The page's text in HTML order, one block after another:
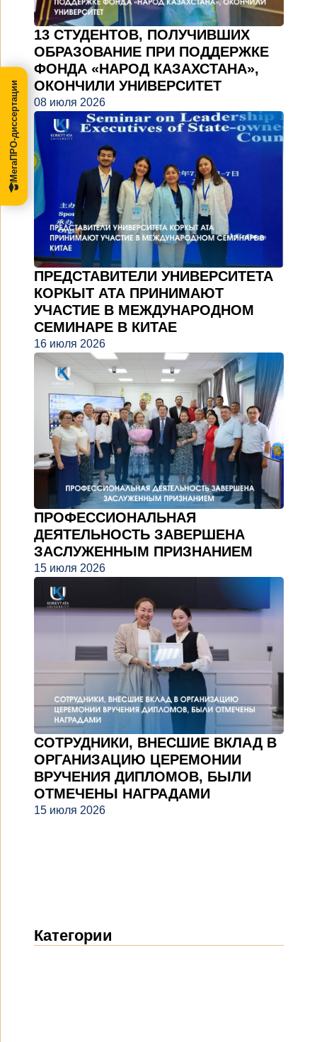
13 СТУДЕНТОВ, ПОЛУЧИВШИХ
ОБРАЗОВАНИЕ ПРИ ПОДДЕРЖКЕ
ФОНДА «НАРОД КАЗАХСТАНА»,
ОКОНЧИЛИ УНИВЕРСИТЕТ
08 июля 2026
ПРЕДСТАВИТЕЛИ УНИВЕРСИТЕТА
КОРКЫТ АТА ПРИНИМАЮТ
УЧАСТИЕ В МЕЖДУНАРОДНОМ
СЕМИНАРЕ В КИТАЕ
16 июля 2026
ПРОФЕССИОНАЛЬНАЯ
ДЕЯТЕЛЬНОСТЬ ЗАВЕРШЕНА
ЗАСЛУЖЕННЫМ ПРИЗНАНИЕМ
15 июля 2026
СОТРУДНИКИ, ВНЕСШИЕ ВКЛАД В
ОРГАНИЗАЦИЮ ЦЕРЕМОНИИ
ВРУЧЕНИЯ ДИПЛОМОВ, БЫЛИ
ОТМЕЧЕНЫ НАГРАДАМИ
15 июля 2026
Категории
МегаПРО-диссертации